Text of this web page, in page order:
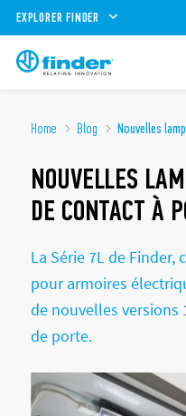
EXPLORER FINDER
Home Blog Nouvelles
NOUVELLES
DE CONTACT À
La Série 7L de Finder,
pour armoires
de nouvelles versions
de porte.